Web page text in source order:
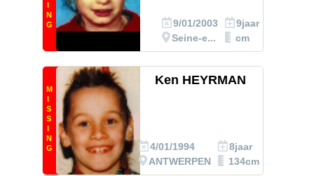
I
N
G
9/01/2003
Seine-e...
9jaar
cm
M
I
S
S
I
N
G
Ken HEYRMAN
4/01/1994
ANTWERPEN
8jaar
134cm